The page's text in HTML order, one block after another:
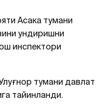
Асака тумани
ундиришни
инспектори
тумани давлат
тайинланди.